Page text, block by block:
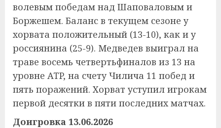
волевым победам над Шаповаловым и
Боржешем. Баланс в текущем сезоне у
хорвата положительный (13-10), как и у
россиянина (25-9). Медведев выиграл на
траве восемь четвертьфиналов из 13 на
уровне ATP, на счету Чилича 11 побед и
пять поражений. Хорват уступил игрокам
первой десятки в пяти последних матчах.
Доигровка 13.06.2026